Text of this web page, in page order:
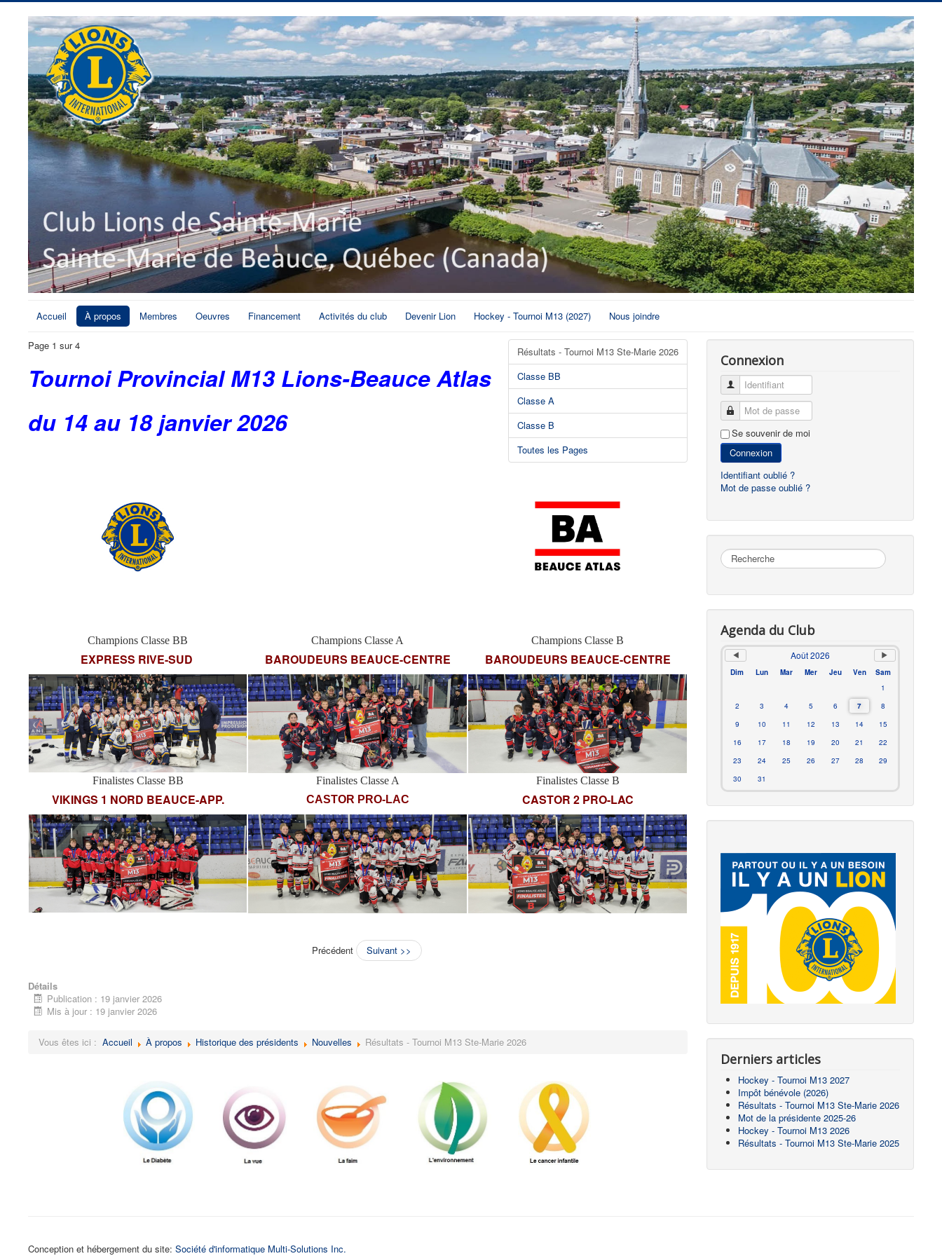
Accueil À propos Membres Oeuvres Financement Activités du club Devenir Lion Hockey - Tournoi M13 (2027) Nous joindre
Résultats - Tournoi M13 Ste-Marie 2026
Classe BB
Classe A
Classe B
Toutes les Pages
Page 1 sur 4
Tournoi Provincial M13 Lions-Beauce Atlas
du 14 au 18 janvier 2026
Champions Classe BB
EXPRESS RIVE-SUD
Champions Classe A
BAROUDEURS BEAUCE-CENTRE
Champions Classe B
BAROUDEURS BEAUCE-CENTRE
Finalistes Classe BB
VIKINGS 1 NORD BEAUCE-APP.
Finalistes Classe A
CASTOR PRO-LAC
Finalistes Classe B
CASTOR 2 PRO-LAC
Précédent Suivant >>
Détails
Publication : 19 janvier 2026
Mis à jour : 19 janvier 2026
Vous êtes ici : Accueil À propos Historique des présidents Nouvelles Résultats - Tournoi M13 Ste-Marie 2026
Connexion
Identifiant
Mot de passe
Se souvenir de moi
Connexion
Identifiant oublié ?
Mot de passe oublié ?
Rechercher
Agenda du Club
Août 2026
Dim Lun Mar Mer Jeu Ven
Sam
1
2
3 4 5 6 7
8
9
10 11 12 13 14
15
16
17 18 19 20 21
22
23
24 25 26 27 28
29
30
31
Derniers articles
Hockey - Tournoi M13 2027
Impôt bénévole (2026)
Résultats - Tournoi M13 Ste-Marie 2026
Mot de la présidente 2025-26
Hockey - Tournoi M13 2026
Résultats - Tournoi M13 Ste-Marie 2025
Conception et hébergement du site: Société d'informatique Multi-Solutions Inc.